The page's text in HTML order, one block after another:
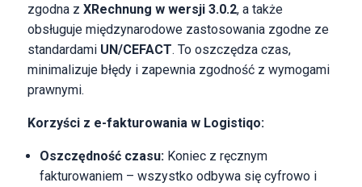
zgodna z XRechnung w wersji 3.0.2, a także
obsługuje międzynarodowe zastosowania zgodne ze
standardami UN/CEFACT. To oszczędza czas,
minimalizuje błędy i zapewnia zgodność z wymogami
prawnymi.
Korzyści z e-fakturowania w Logistiqo:
Oszczędność czasu:Koniec z ręcznym
fakturowaniem – wszystko odbywa się cyfrowo i